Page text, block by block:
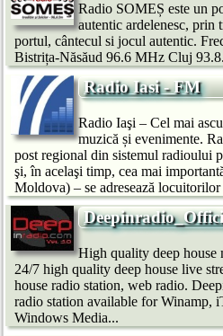
Radio SOMEȘ este un
autentic ardelenesc, prin
portul, cântecul si jocul autentic.
Bistrița-Năsăud 96.6 MHz Cluj
Radio Iasi - FM
Radio Iaşi – Cel mai
muzică și evenimente.
post regional din sistemul radioului
şi, în acelaşi timp, cea mai
Moldova) – se adresează
High quality deep house
24/7 high quality deep house live
house radio station, web radio.
radio station available for Winamp,
Windows Media...